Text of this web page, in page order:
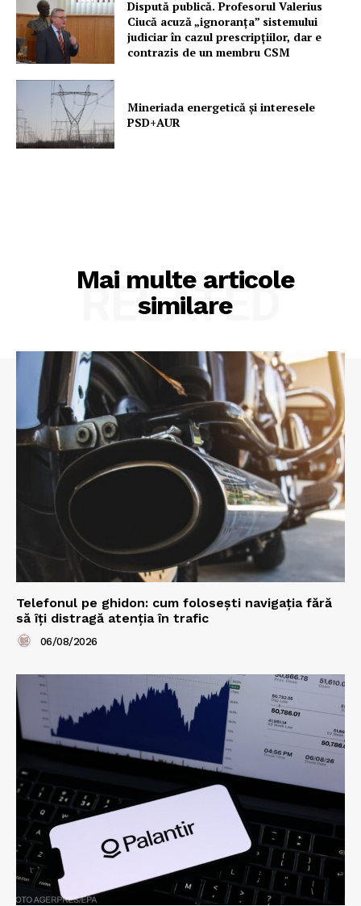
Dispută publică. Profesorul Valerius
Ciucă acuză „ignoranța” sistemului
judiciar în cazul prescripțiilor, dar e
contrazis de un membru CSM
Mineriada energetică și interesele
PSD+AUR
Mai multe articole
similare
RELATED
Telefonul pe ghidon: cum folosești navigația fără
să îți distragă atenția în trafic
06/08/2026